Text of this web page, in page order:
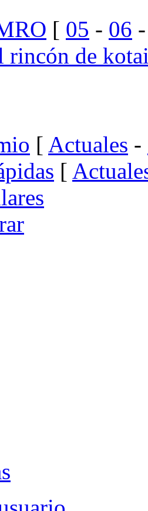
[ 05 - 06
rincón de
[ Actuales -
[